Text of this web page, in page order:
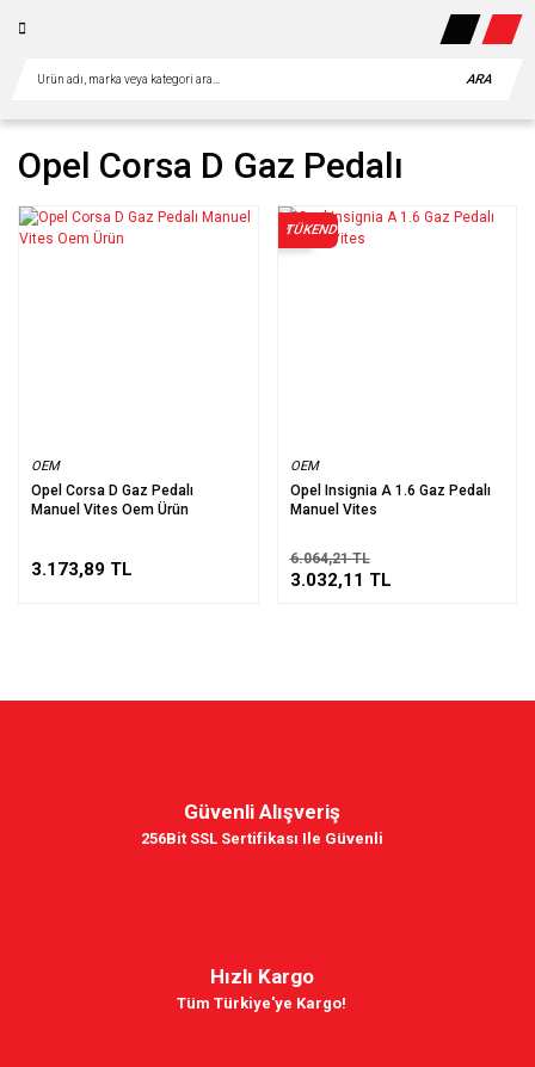
ARA
Opel Corsa D Gaz Pedalı
OEM
Opel Corsa D Gaz Pedalı
Manuel Vites Oem Ürün
3.173,89 TL
TÜKENDİ
OEM
Opel Insignia A 1.6 Gaz Pedalı
Manuel Vites
%50
6.064,21 TL
3.032,11 TL
Güvenli Alışveriş
256Bit SSL Sertifikası Ile Güvenli
Hızlı Kargo
Tüm Türkiye'ye Kargo!